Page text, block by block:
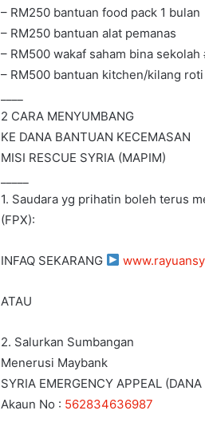
– RM250 bantuan food pack 1 bulan
– RM250 bantuan alat pemanas
– RM500 wakaf saham bina sekolah
– RM500 bantuan kitchen/kilang roti
2 CARA MENYUMBANG
KE DANA BANTUAN KECEMASAN
MISI RESCUE SYRIA (MAPIM)
1. Saudara yg prihatin boleh terus
(FPX):
INFAQ SEKARANG
ATAU
2. Salurkan Sumbangan
Menerusi Maybank
SYRIA EMERGENCY APPEAL
Akaun No : 562834636987